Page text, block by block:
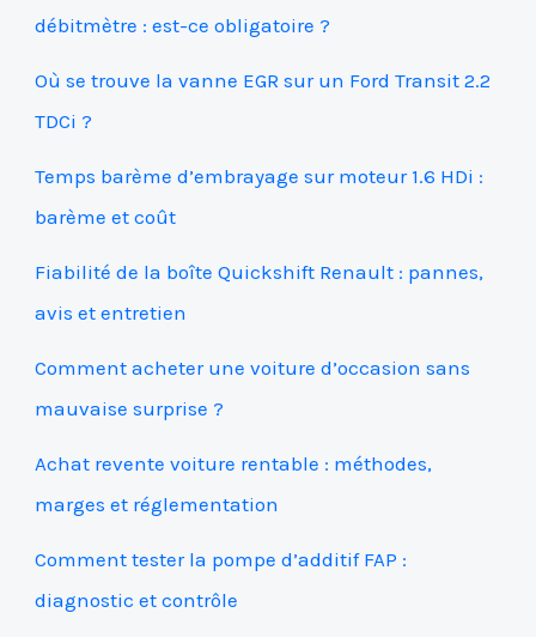
débitmètre : est-ce obligatoire ?
Où se trouve la vanne EGR sur un Ford Transit 2.2
TDCi ?
Temps barème d’embrayage sur moteur 1.6 HDi :
barème et coût
Fiabilité de la boîte Quickshift Renault : pannes,
avis et entretien
Comment acheter une voiture d’occasion sans
mauvaise surprise ?
Achat revente voiture rentable : méthodes,
marges et réglementation
Comment tester la pompe d’additif FAP :
diagnostic et contrôle